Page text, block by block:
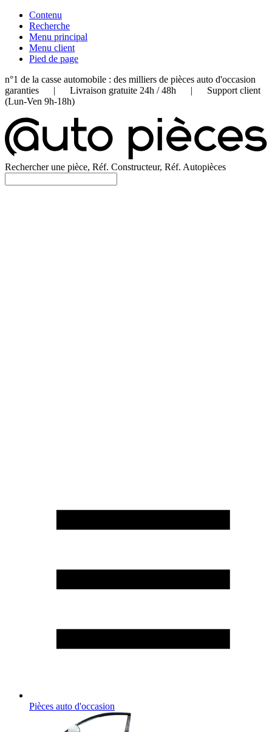
Contenu
Recherche
Menu principal
Menu client
Pied de page
n°1 de la casse automobile : des milliers de pièces auto d'occasion
garanties | Livraison gratuite 24h / 48h | Support client
(Lun-Ven 9h-18h)
Rechercher une pièce, Réf. Constructeur, Réf. Autopièces
Pièces auto d'occasion